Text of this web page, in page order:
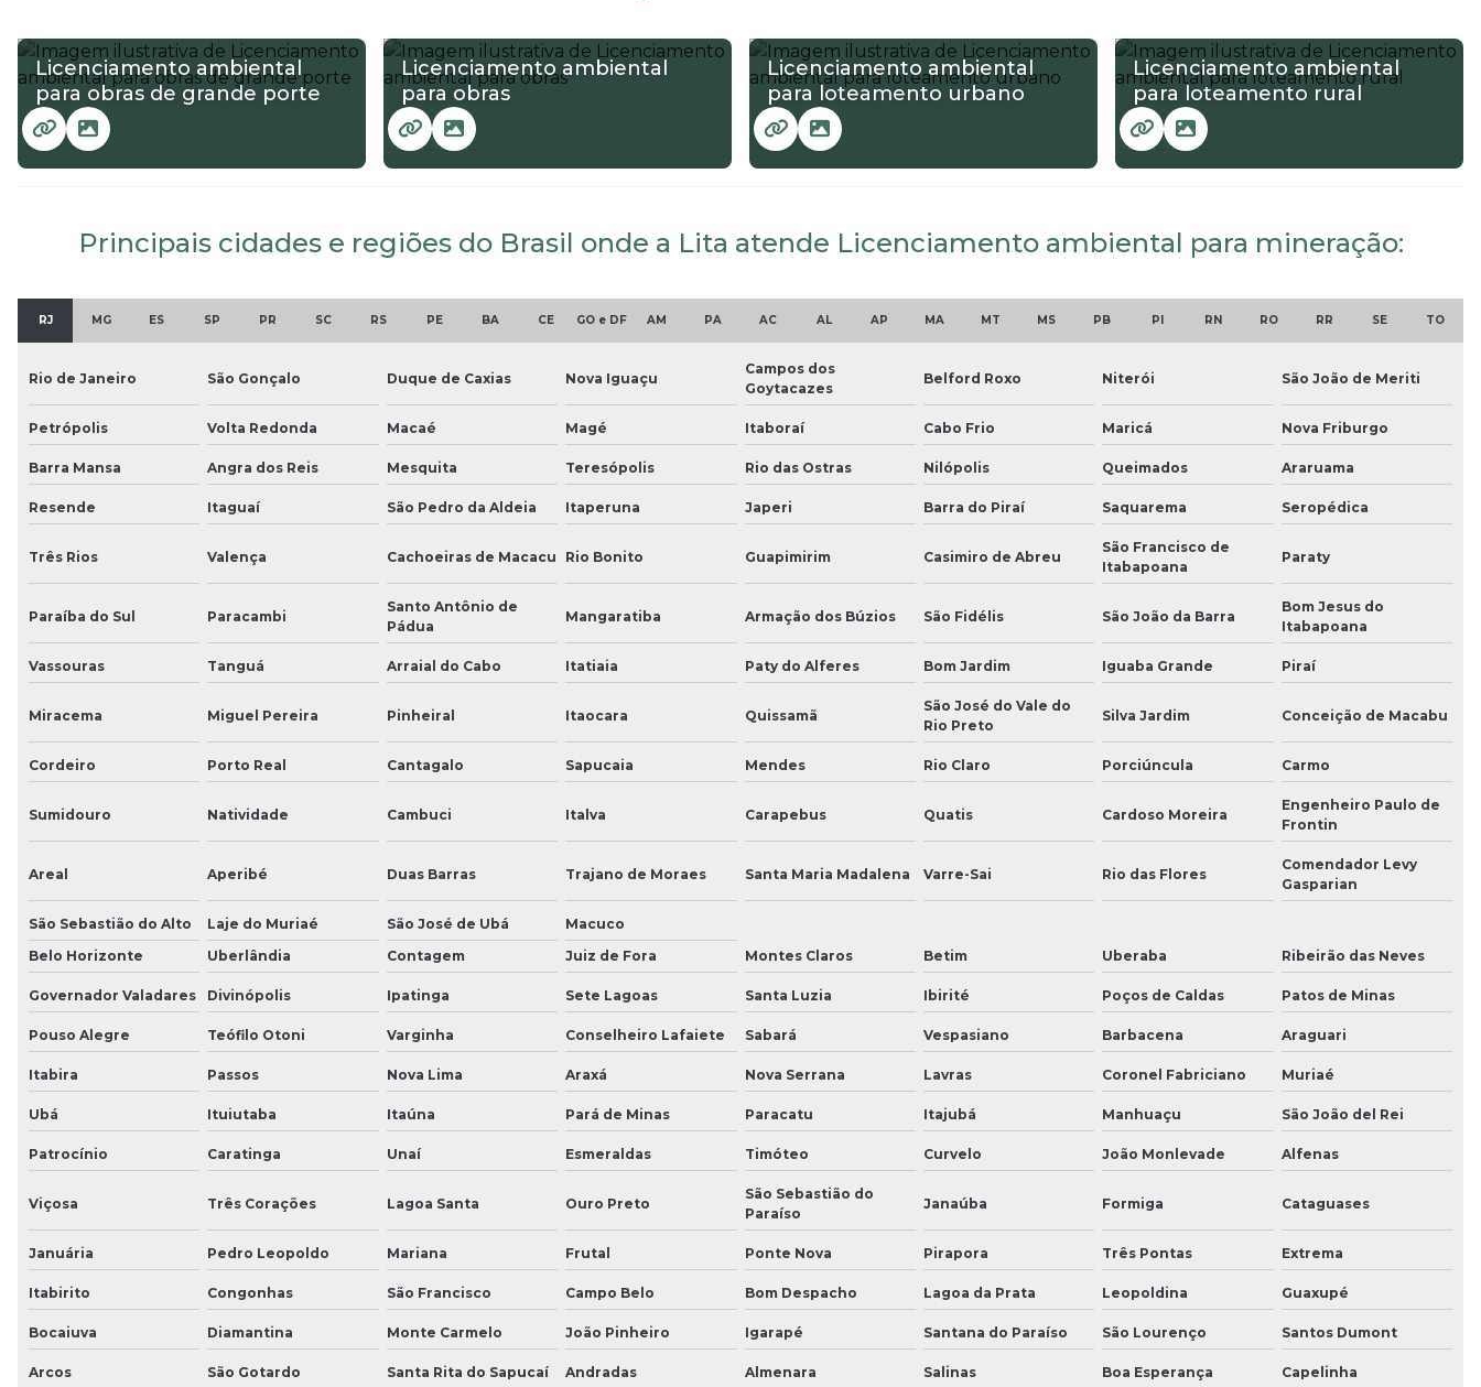
Licenciamento ambiental
para obras de grande porte
Licenciamento ambiental
para obras
Licenciamento ambiental
para loteamento urbano
Licenciamento ambiental
para loteamento rural
Principais cidades e regiões do Brasil onde a Lita atende Licenciamento ambiental para mineração:
RJ MG ES SP PR SC RS PE BA CE GO e DF AM PA AC AL AP MA MT MS PB PI RN RO RR SE TO
Rio de Janeiro São Gonçalo Duque de Caxias Nova Iguaçu
Campos dos
Goytacazes
Belford Roxo Niterói São João de Meriti
Petrópolis Volta Redonda Macaé Magé Itaboraí Cabo Frio Maricá Nova Friburgo
Barra Mansa Angra dos Reis Mesquita Teresópolis Rio das Ostras Nilópolis Queimados Araruama
Resende Itaguaí São Pedro da Aldeia Itaperuna Japeri Barra do Piraí Saquarema Seropédica
Três Rios Valença Cachoeiras de Macacu Rio Bonito Guapimirim Casimiro de Abreu
São Francisco de
Itabapoana
Paraty
Paraíba do Sul Paracambi
Santo Antônio de
Pádua
Mangaratiba Armação dos Búzios São Fidélis São João da Barra
Bom Jesus do
Itabapoana
Vassouras Tanguá Arraial do Cabo Itatiaia Paty do Alferes Bom Jardim Iguaba Grande Piraí
Miracema Miguel Pereira Pinheiral Itaocara Quissamã
São José do Vale do
Rio Preto
Silva Jardim Conceição de Macabu
Cordeiro Porto Real Cantagalo Sapucaia Mendes Rio Claro Porciúncula Carmo
Sumidouro Natividade Cambuci Italva Carapebus Quatis Cardoso Moreira
Engenheiro Paulo de
Frontin
Areal Aperibé Duas Barras Trajano de Moraes Santa Maria Madalena Varre-Sai Rio das Flores
Comendador Levy
Gasparian
São Sebastião do Alto Laje do Muriaé São José de Ubá
Macuco
Belo Horizonte
Uberlândia Contagem Juiz de Fora Montes Claros Betim Uberaba Ribeirão das Neves
Governador Valadares Divinópolis Ipatinga Sete Lagoas Santa Luzia Ibirité Poços de Caldas Patos de Minas
Pouso Alegre Teófilo Otoni Varginha Conselheiro Lafaiete Sabará Vespasiano Barbacena Araguari
Itabira Passos Nova Lima Araxá Nova Serrana Lavras Coronel Fabriciano Muriaé
Ubá Ituiutaba Itaúna Pará de Minas Paracatu Itajubá Manhuaçu São João del Rei
Patrocínio Caratinga Unaí Esmeraldas Timóteo Curvelo João Monlevade Alfenas
Viçosa Três Corações Lagoa Santa Ouro Preto
São Sebastião do
Paraíso
Janaúba Formiga Cataguases
Januária Pedro Leopoldo Mariana Frutal Ponte Nova Pirapora Três Pontas Extrema
Itabirito Congonhas São Francisco Campo Belo Bom Despacho Lagoa da Prata Leopoldina Guaxupé
Bocaiuva Diamantina Monte Carmelo João Pinheiro Igarapé Santana do Paraíso São Lourenço Santos Dumont
Arcos São Gotardo Santa Rita do Sapucaí Andradas Almenara Salinas Boa Esperança Capelinha